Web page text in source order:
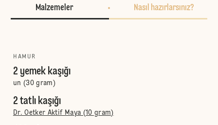
Malzemeler Nasıl hazırlarsınız?
HAMUR
2 yemek kaşığı
un (30 gram)
2 tatlı kaşığı
Dr. Oetker Aktif Maya (10 gram)